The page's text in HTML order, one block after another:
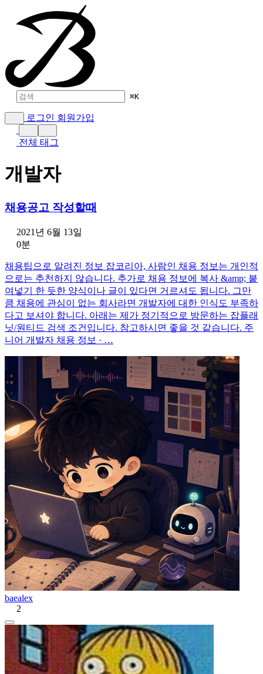
⌘K
로그인 회원가입
전체 태그
개발자
채용공고 작성할때
2021년 6월 13일
0분
채용팁으로 알려진 정보 잡코리아, 사람인 채용 정보는 개인적
으로는 추천하지 않습니다. 추가로 채용 정보에 복사 &amp; 붙
여넣기 한 듯한 양식이나 글이 있다면 거르셔도 됩니다. 그만
큼 채용에 관심이 없는 회사라면 개발자에 대한 인식도 부족하
다고 보셔야 합니다. 아래는 제가 정기적으로 방문하는 잡플래
닛/원티드 검색 조건입니다. 참고하시면 좋을 것 같습니다. 주
니어 개발자 채용 정보 · …
baealex
2